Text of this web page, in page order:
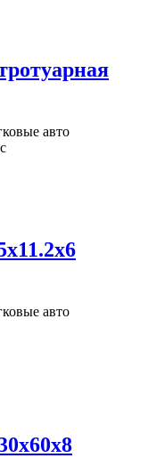
авто
авто